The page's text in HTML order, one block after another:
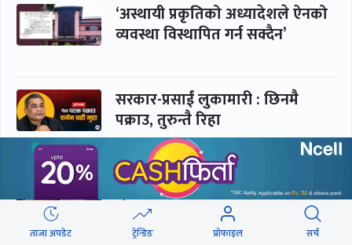
‘अस्थायी प्रकृतिको अध्यादेशले ऐनको
व्यवस्था विस्थापित गर्न सक्दैन’
सरकार-प्रसाईं लुकामारी : छिनमै
पक्राउ, तुरुन्तै रिहा
‘कामचलाउ’ नेतृत्वले थलियो स्वास्थ्य
क्षेत्र
ताजा अपडेट ट्रेन्डिङ प्रोफाइल सर्च